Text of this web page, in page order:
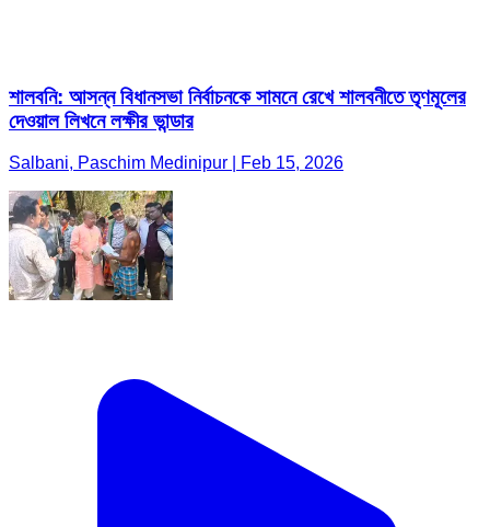
শালবনি: আসন্ন বিধানসভা নির্বাচনকে সামনে রেখে শালবনীতে তৃণমূলের
দেওয়াল লিখনে লক্ষীর ভান্ডার
Salbani, Paschim Medinipur | Feb 15, 2026